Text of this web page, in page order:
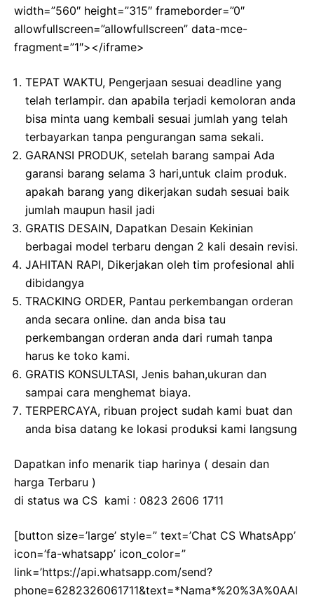
width=”560″ height=”315″ frameborder=”0″
allowfullscreen=”allowfullscreen” data-mce-
fragment=”1″></iframe>
TEPAT WAKTU, Pengerjaan sesuai deadline yang
telah terlampir. dan apabila terjadi kemoloran anda
bisa minta uang kembali sesuai jumlah yang telah
terbayarkan tanpa pengurangan sama sekali.
GARANSI PRODUK, setelah barang sampai Ada
garansi barang selama 3 hari,untuk claim produk.
apakah barang yang dikerjakan sudah sesuai baik
jumlah maupun hasil jadi
GRATIS DESAIN, Dapatkan Desain Kekinian
berbagai model terbaru dengan 2 kali desain revisi.
JAHITAN RAPI, Dikerjakan oleh tim profesional ahli
dibidangya
TRACKING ORDER, Pantau perkembangan orderan
anda secara online. dan anda bisa tau
perkembangan orderan anda dari rumah tanpa
harus ke toko kami.
GRATIS KONSULTASI, Jenis bahan,ukuran dan
sampai cara menghemat biaya.
TERPERCAYA, ribuan project sudah kami buat dan
anda bisa datang ke lokasi produksi kami langsung
Dapatkan info menarik tiap harinya ( desain dan
harga Terbaru )
di status wa CS kami : 0823 2606 1711
[button size=’large’ style=” text=’Chat CS WhatsApp’
icon=’fa-whatsapp’ icon_color=”
link=’https://api.whatsapp.com/send?
phone=6282326061711&text=*Nama*%20%3A%0AAl